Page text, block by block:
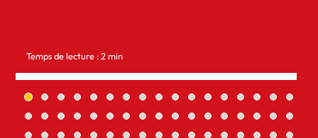
Temps de lecture : 2 min